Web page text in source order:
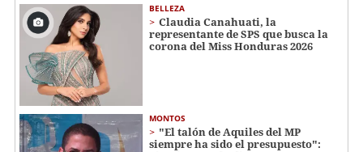
BELLEZA
Claudia Canahuati, la
representante de SPS que busca la
corona del Miss Honduras 2026
MONTOS
"El talón de Aquiles del MP
siempre ha sido el presupuesto":